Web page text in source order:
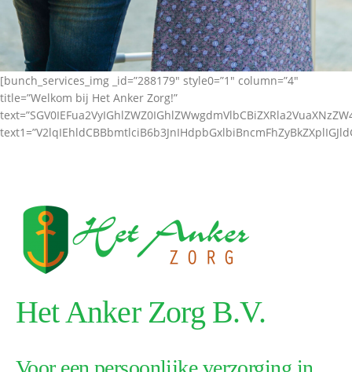
[bunch_services_img _id=”288179″ style0=”1″ column=”4″
title=”Welkom bij Het Anker Zorg!”
Het Anker Zorg B.V.